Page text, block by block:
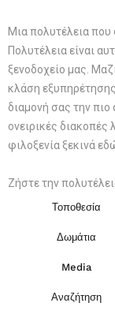
Μια πολυτέλεια
Πολυτέλεια είναι
ξενοδοχείο μας.
κλάση
διαμονή σας την πιο
ονειρικές διακοπές
φιλοξενία ξεκινά
Ζήστε την
Τοποθεσία
Δωμάτια
Media
Αναζήτηση